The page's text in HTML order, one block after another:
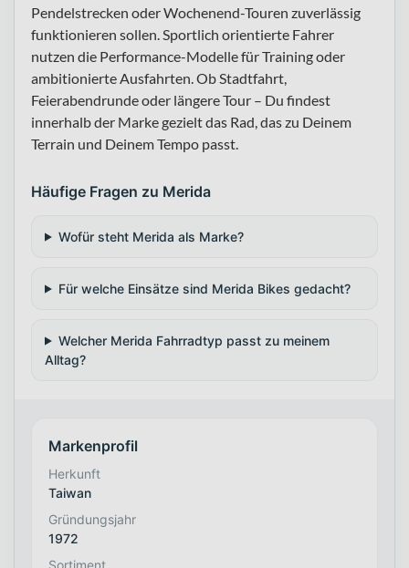
Pendelstrecken oder Wochenend-Touren zuverlässig
funktionieren sollen. Sportlich orientierte Fahrer
nutzen die Performance-Modelle für Training oder
ambitionierte Ausfahrten. Ob Stadtfahrt,
Feierabendrunde oder längere Tour – Du findest
innerhalb der Marke gezielt das Rad, das zu Deinem
Terrain und Deinem Tempo passt.
Häufige Fragen zu Merida
Wofür steht Merida als Marke?
Für welche Einsätze sind Merida Bikes gedacht?
Welcher Merida Fahrradtyp passt zu meinem
Alltag?
Markenprofil
Herkunft
Taiwan
Gründungsjahr
1972
Sortiment